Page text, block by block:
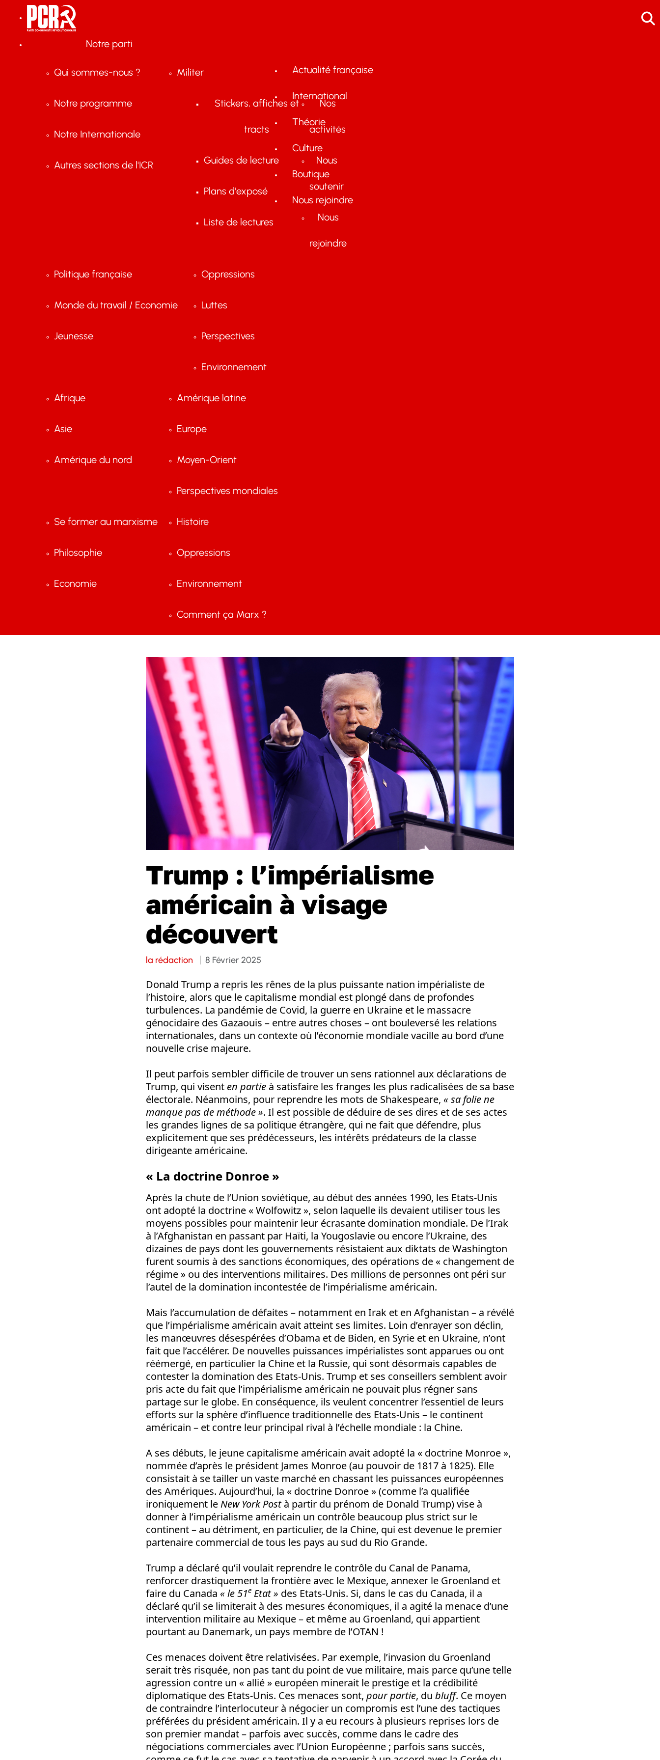
Notre parti
Qui sommes-nous ?
Notre programme
Notre Internationale
Autres sections de l'ICR
Militer
Stickers, affiches et
tracts
Guides de lecture
Plans d'exposé
Liste de lectures
Nos
activités
Nous
soutenir
Nous
rejoindre
Actualité française
Politique française
Monde du travail / Economie
Jeunesse
Oppressions
Luttes
Perspectives
Environnement
International
Afrique
Asie
Amérique du nord
Amérique latine
Europe
Moyen-Orient
Perspectives mondiales
Théorie
Se former au marxisme
Philosophie
Economie
Histoire
Oppressions
Environnement
Comment ça Marx ?
Culture
Boutique
Nous rejoindre
Trump : l’impérialisme
américain à visage
découvert
la rédaction 8 Février 2025
Donald Trump a repris les rênes de la plus puissante nation impérialiste de
l’histoire, alors que le capitalisme mondial est plongé dans de profondes
turbulences. La pandémie de Covid, la guerre en Ukraine et le massacre
génocidaire des Gazaouis – entre autres choses – ont bouleversé les relations
internationales, dans un contexte où l’économie mondiale vacille au bord d’une
nouvelle crise majeure.
Il peut parfois sembler difficile de trouver un sens rationnel aux déclarations de
Trump, qui visent en partie à satisfaire les franges les plus radicalisées de sa base
électorale. Néanmoins, pour reprendre les mots de Shakespeare, « sa folie ne
manque pas de méthode ». Il est possible de déduire de ses dires et de ses actes
les grandes lignes de sa politique étrangère, qui ne fait que défendre, plus
explicitement que ses prédécesseurs, les intérêts prédateurs de la classe
dirigeante américaine.
« La doctrine Donroe »
Après la chute de l’Union soviétique, au début des années 1990, les Etats-Unis
ont adopté la doctrine « Wolfowitz », selon laquelle ils devaient utiliser tous les
moyens possibles pour maintenir leur écrasante domination mondiale. De l’Irak
à l’Afghanistan en passant par Haïti, la Yougoslavie ou encore l’Ukraine, des
dizaines de pays dont les gouvernements résistaient aux diktats de Washington
furent soumis à des sanctions économiques, des opérations de « changement de
régime » ou des interventions militaires. Des millions de personnes ont péri sur
l’autel de la domination incontestée de l’impérialisme américain.
Mais l’accumulation de défaites – notamment en Irak et en Afghanistan – a révélé
que l’impérialisme américain avait atteint ses limites. Loin d’enrayer son déclin,
les manœuvres désespérées d’Obama et de Biden, en Syrie et en Ukraine, n’ont
fait que l’accélérer. De nouvelles puissances impérialistes sont apparues ou ont
réémergé, en particulier la Chine et la Russie, qui sont désormais capables de
contester la domination des Etats-Unis. Trump et ses conseillers semblent avoir
pris acte du fait que l’impérialisme américain ne pouvait plus régner sans
partage sur le globe. En conséquence, ils veulent concentrer l’essentiel de leurs
efforts sur la sphère d’influence traditionnelle des Etats-Unis – le continent
américain – et contre leur principal rival à l’échelle mondiale : la Chine.
A ses débuts, le jeune capitalisme américain avait adopté la « doctrine Monroe »,
nommée d’après le président James Monroe (au pouvoir de 1817 à 1825). Elle
consistait à se tailler un vaste marché en chassant les puissances européennes
des Amériques. Aujourd’hui, la « doctrine Donroe » (comme l’a qualifiée
ironiquement leNew York Postà partir du prénom de Donald Trump) vise à
donner à l’impérialisme américain un contrôle beaucoup plus strict sur le
continent – au détriment, en particulier, de la Chine, qui est devenue le premier
partenaire commercial de tous les pays au sud du Rio Grande.
Trump a déclaré qu’il voulait reprendre le contrôle du Canal de Panama,
renforcer drastiquement la frontière avec le Mexique, annexer le Groenland et
faire du Canada « le 51e Etat » des Etats-Unis. Si, dans le cas du Canada, il a
déclaré qu’il se limiterait à des mesures économiques, il a agité la menace d’une
intervention militaire au Mexique – et même au Groenland, qui appartient
pourtant au Danemark, un pays membre de l’OTAN !
Ces menaces doivent être relativisées. Par exemple, l’invasion du Groenland
serait très risquée, non pas tant du point de vue militaire, mais parce qu’une telle
agression contre un « allié » européen minerait le prestige et la crédibilité
diplomatique des Etats-Unis. Ces menaces sont, pour partie, du bluff. Ce moyen
de contraindre l’interlocuteur à négocier un compromis est l’une des tactiques
préférées du président américain. Il y a eu recours à plusieurs reprises lors de
son premier mandat – parfois avec succès, comme dans le cadre des
négociations commerciales avec l’Union Européenne ; parfois sans succès,